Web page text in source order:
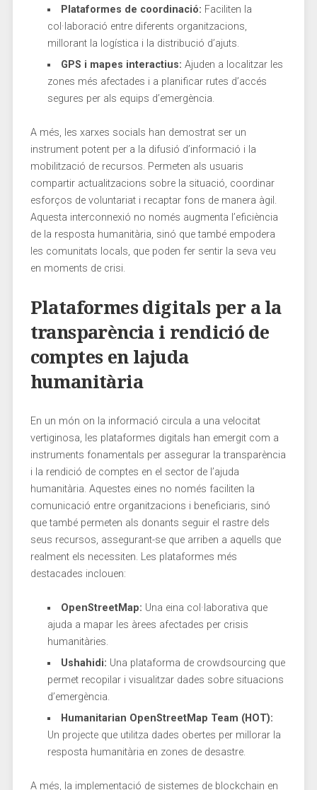
Plataformes de coordinació: Faciliten la
col·laboració entre diferents organitzacions,
millorant la logística i la distribució d’ajuts.
GPS i mapes interactius: Ajuden a localitzar les
zones més afectades i a planificar rutes d’accés
segures per ⁣als equips d’emergència.
A més, les xarxes socials han demostrat ser un
instrument potent⁤ per a la difusió d’informació ⁢i la
⁢mobilització de recursos. Permeten⁢ als usuaris
compartir actualitzacions sobre la situació, coordinar
esforços de voluntariat i recaptar fons de manera àgil.
Aquesta interconnexió ​no només augmenta l’eficiència
de la resposta humanitària, sinó que també empodera
les comunitats locals, ‍que poden fer sentir la seva veu
en moments de crisi.
Plataformes digitals per a⁣ la
transparència i‍ rendició⁤ de
comptes en lajuda
humanitària
En un món on la informació circula a una velocitat‌
vertiginosa,‍ les plataformes digitals han⁤ emergit com​ a
instruments fonamentals per assegurar la transparència
i la rendició de comptes en el sector de l’ajuda
humanitària. Aquestes eines no només faciliten la
comunicació ‌entre organitzacions i ⁣beneficiaris, sinó
que també permeten als donants seguir el rastre dels
seus recursos, assegurant-se que arriben a aquells que
realment els necessiten. Les ⁢plataformes més
destacades inclouen:
OpenStreetMap: Una eina col·laborativa que
⁤ajuda a mapar les ‍àrees afectades per crisis
‍humanitàries.
Ushahidi: Una plataforma de crowdsourcing que
permet recopilar i​ visualitzar dades sobre situacions
d’emergència.
Humanitarian OpenStreetMap Team (HOT):
‍Un projecte que utilitza dades obertes per millorar la
resposta humanitària en zones de desastre.
A més, la implementació de sistemes de blockchain en